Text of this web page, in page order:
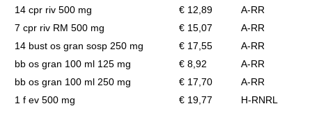
14 cpr riv 500 mg
€ 12,89
A-RR
7 cpr riv RM 500 mg
€ 15,07
A-RR
14 bust os gran sosp 250 mg
€ 17,55
A-RR
bb os gran 100 ml 125 mg
€ 8,92
A-RR
bb os gran 100 ml 250 mg
€ 17,70
A-RR
1 f ev 500 mg
€ 19,77 H-RNRL